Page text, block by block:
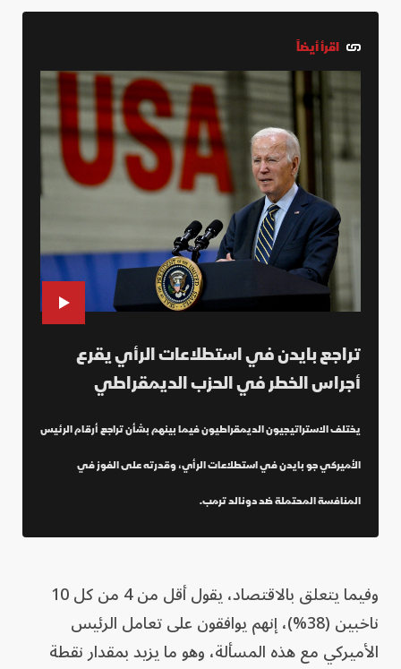
اقرأ أيضاً
تراجع بايدن في استطلاعات الرأي يقرع
أجراس الخطر في الحزب الديمقراطي
يختلف الاستراتيجيون الديمقراطيون فيما بينهم بشأن تراجع أرقام الرئيس
الأميركي جو بايدن في استطلاعات الرأي، وقدرته على الفوز في
المنافسة المحتملة ضد دونالد ترمب.
وفيما يتعلق بالاقتصاد، يقول أقل من 4 من كل 10
ناخبين (38%)، إنهم يوافقون على تعامل الرئيس
الأميركي مع هذه المسألة، وهو ما يزيد بمقدار نقطة